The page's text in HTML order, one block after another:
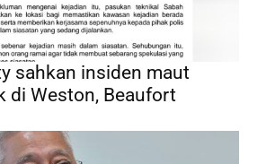
sahkan insiden maut
di Weston, Beaufort